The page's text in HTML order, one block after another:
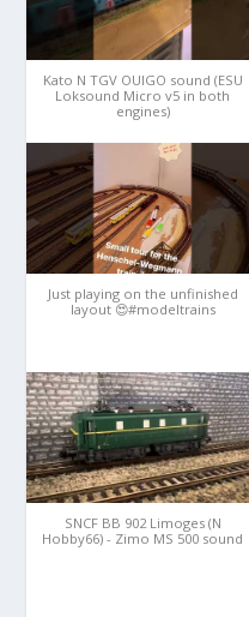
Kato N TGV OUIGO sound (ESU
Loksound Micro v5 in both
engines)
Just playing on the unfinished
layout 😍#modeltrains
SNCF BB 902 Limoges (N
Hobby66) - Zimo MS 500 sound